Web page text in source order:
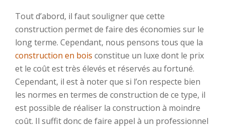
Tout d’abord, il faut souligner que cette
construction permet de faire des économies sur le
long terme. Cependant, nous pensons tous que la
construction en bois constitue un luxe dont le prix
et le coût est très élevés et réservés au fortuné.
Cependant, il est à noter que si l’on respecte bien
les normes en termes de construction de ce type, il
est possible de réaliser la construction à moindre
coût. Il suffit donc de faire appel à un professionnel